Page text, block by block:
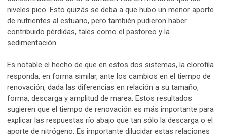
niveles pico. Esto quizás se deba a que hubo un menor aporte
de nutrientes al estuario, pero también pudieron haber
contribuido pérdidas, tales como el pastoreo y la
sedimentación.
Es notable el hecho de que en estos dos sistemas, la clorofila
responda, en forma similar, ante los cambios en el tiempo de
renovación, dada las diferencias en relación a su tamaño,
forma, descarga y amplitud de marea. Estos resultados
sugieren que el tiempo de renovación es más importante para
explicar las respuestas río abajo que tan sólo la descarga o el
aporte de nitrógeno. Es importante dilucidar estas relaciones